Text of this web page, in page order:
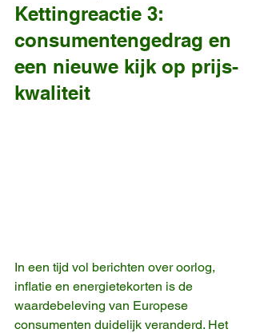
Kettingreactie 3:
consumentengedrag en
een nieuwe kijk op prijs-
kwaliteit
In een tijd vol berichten over oorlog,
inflatie en energietekorten is de
waardebeleving van Europese
consumenten duidelijk veranderd. Het